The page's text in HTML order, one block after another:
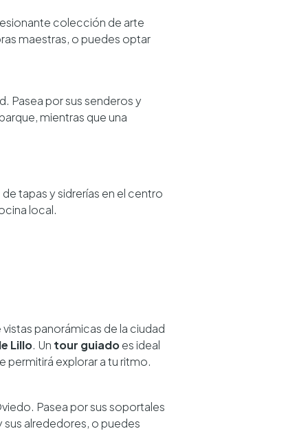
colección de arte
maestras, o puedes optar
Pasea por sus senderos y
mientras que una
tapas y sidrerías en el centro
local.
panorámicas de la ciudad
Lillo. Un tour guiadoes ideal
permitirá explorar a tu ritmo.
Pasea por sus soportales
alrededores, o puedes